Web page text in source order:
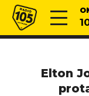
Vai al contenuto
Radio 105
Elton